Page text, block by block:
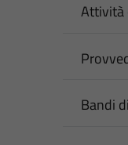
Attività
Bandi